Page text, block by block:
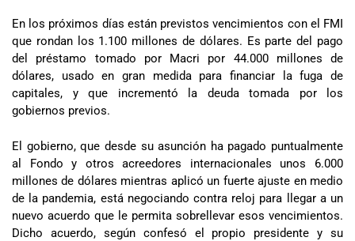
En los próximos días están previstos vencimientos con el FMI
que rondan los 1.100 millones de dólares. Es parte del pago
del préstamo tomado por Macri por 44.000 millones de
dólares, usado en gran medida para financiar la fuga de
capitales, y que incrementó la deuda tomada por los
gobiernos previos.
El gobierno, que desde su asunción ha pagado puntualmente
al Fondo y otros acreedores internacionales unos 6.000
millones de dólares mientras aplicó un fuerte ajuste en medio
de la pandemia, está negociando contra reloj para llegar a un
nuevo acuerdo que le permita sobrellevar esos vencimientos.
Dicho acuerdo, según confesó el propio presidente y su